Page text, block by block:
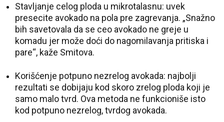
Stavljanje celog ploda u mikrotalasnu: uvek
presecite avokado na pola pre zagrevanja. „Snažno
bih savetovala da se ceo avokado ne greje u
komadu jer može doći do nagomilavanja pritiska i
pare“, kaže Smitova.
Korišćenje potpuno nezrelog avokada: najbolji
rezultati se dobijaju kod skoro zrelog ploda koji je
samo malo tvrd. Ova metoda ne funkcioniše isto
kod potpuno nezrelog, tvrdog avokada.